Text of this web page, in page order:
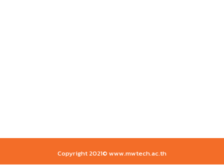
Copyright 2021© www.mwtech.ac.th